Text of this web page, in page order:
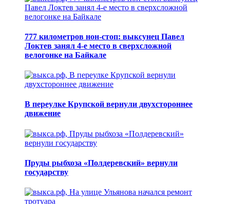
777 километров нон-стоп: выксунец Павел
Локтев занял 4-е место в сверхсложной
велогонке на Байкале
В переулке Крупской вернули двухстороннее
движение
Пруды рыбхоза «Полдеревский» вернули
государству